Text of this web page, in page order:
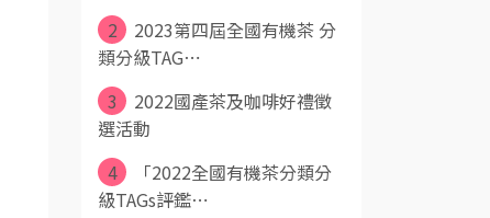
2
2023第四屆全國有機茶 分
類分級TAG⋯
3
2022國產茶及咖啡好禮徵
選活動
4
「2022全國有機茶分類分
級TAGs評鑑⋯